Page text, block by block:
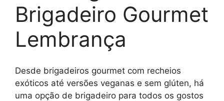
Brigadeiro Gourmet
Lembrança
Desde brigadeiros gourmet com recheios
exóticos até versões veganas e sem glúten, há
uma opção de brigadeiro para todos os gostos